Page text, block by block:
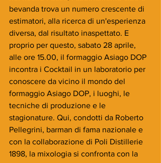
bevanda trova un numero crescente di
estimatori, alla ricerca di un'esperienza
diversa, dal risultato inaspettato. E
proprio per questo, sabato 28 aprile,
alle ore 15.00, il formaggio Asiago DOP
incontra i Cocktail in un laboratorio per
conoscere da vicino il mondo del
formaggio Asiago DOP, i luoghi, le
tecniche di produzione e le
stagionature. Qui, condotti da Roberto
Pellegrini, barman di fama nazionale e
con la collaborazione di Poli Distillerie
1898, la mixologia si confronta con la